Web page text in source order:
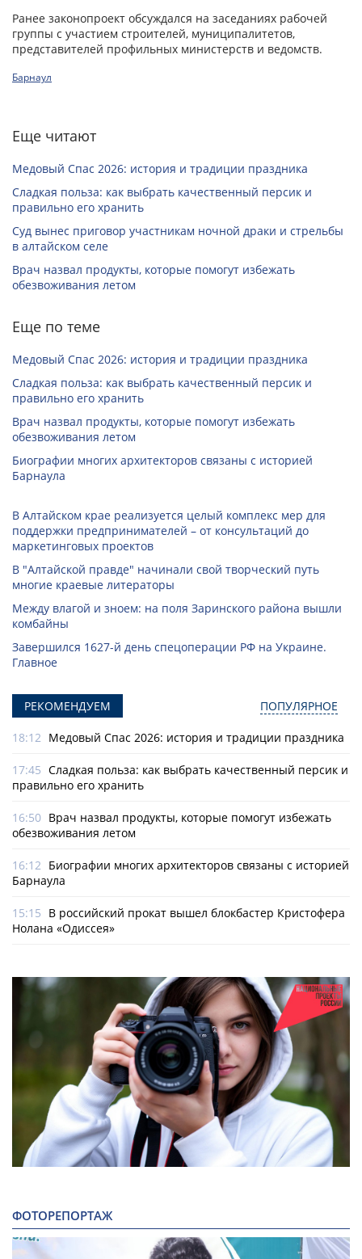
Ранее законопроект обсуждался на заседаниях рабочей
группы с участием строителей, муниципалитетов,
представителей профильных министерств и ведомств.
Барнаул
Еще читают
Медовый Спас 2026: история и традиции праздника
Сладкая польза: как выбрать качественный персик и
правильно его хранить
Суд вынес приговор участникам ночной драки и стрельбы
в алтайском селе
Врач назвал продукты, которые помогут избежать
обезвоживания летом
Еще по теме
Медовый Спас 2026: история и традиции праздника
Сладкая польза: как выбрать качественный персик и
правильно его хранить
Врач назвал продукты, которые помогут избежать
обезвоживания летом
Биографии многих архитекторов связаны с историей
Барнаула
В Алтайском крае реализуется целый комплекс мер для
поддержки предпринимателей – от консультаций до
маркетинговых проектов
В "Алтайской правде" начинали свой творческий путь
многие краевые литераторы
Между влагой и зноем: на поля Заринского района вышли
комбайны
Завершился 1627-й день спецоперации РФ на Украине.
Главное
РЕКОМЕНДУЕМ ПОПУЛЯРНОЕ
18:12 Медовый Спас 2026: история и традиции праздника
17:45 Сладкая польза: как выбрать качественный персик и
правильно его хранить
16:50 Врач назвал продукты, которые помогут избежать
обезвоживания летом
16:12 Биографии многих архитекторов связаны с историей
Барнаула
15:15 В российский прокат вышел блокбастер Кристофера
Нолана «Одиссея»
ФОТОРЕПОРТАЖ